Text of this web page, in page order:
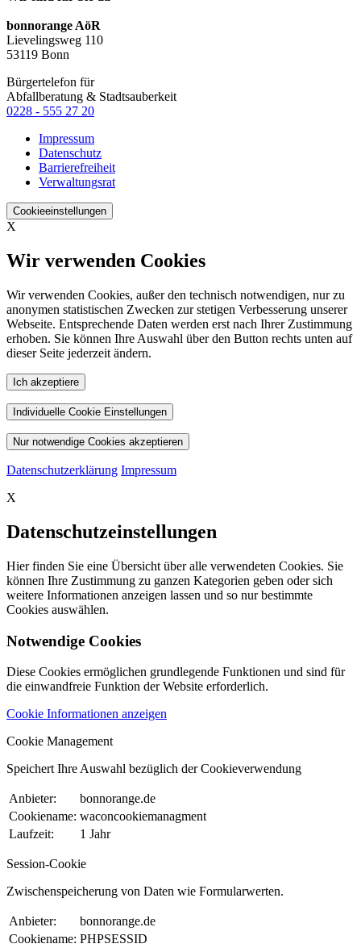
bonnorange AöR
Lievelingsweg 110
53119 Bonn
Bürgertelefon für
Abfallberatung & Stadtsauberkeit
0228 - 555 27 20
Impressum
Datenschutz
Barrierefreiheit
Verwaltungsrat
Cookieeinstellungen
X
Wir verwenden Cookies
Wir verwenden Cookies, außer den technisch notwendigen, nur zu
anonymen statistischen Zwecken zur stetigen Verbesserung unserer
Webseite. Entsprechende Daten werden erst nach Ihrer Zustimmung
erhoben. Sie können Ihre Auswahl über den Button rechts unten auf
dieser Seite jederzeit ändern.
Ich akzeptiere
Individuelle Cookie Einstellungen
Nur notwendige Cookies akzeptieren
Datenschutzerklärung Impressum
X
Datenschutzeinstellungen
Hier finden Sie eine Übersicht über alle verwendeten Cookies. Sie
können Ihre Zustimmung zu ganzen Kategorien geben oder sich
weitere Informationen anzeigen lassen und so nur bestimmte
Cookies auswählen.
Notwendige Cookies
Diese Cookies ermöglichen grundlegende Funktionen und sind für
die einwandfreie Funktion der Website erforderlich.
Cookie Informationen anzeigen
Cookie Management
Speichert Ihre Auswahl bezüglich der Cookieverwendung
Anbieter:
bonnorange.de
Cookiename: waconcookiemanagment
Laufzeit:
1 Jahr
Session-Cookie
Zwischenspeicherung von Daten wie Formularwerten.
Anbieter:
bonnorange.de
Cookiename: PHPSESSID